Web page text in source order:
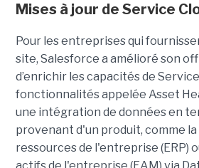
Mises à jour de Service
Pour les entreprises qui
site, Salesforce a amélioré son
d’enrichir les capacités de
fonctionnalités appelée Asset
une intégration de données en
provenant d'un produit, comme
ressources de l'entreprise (ERP)